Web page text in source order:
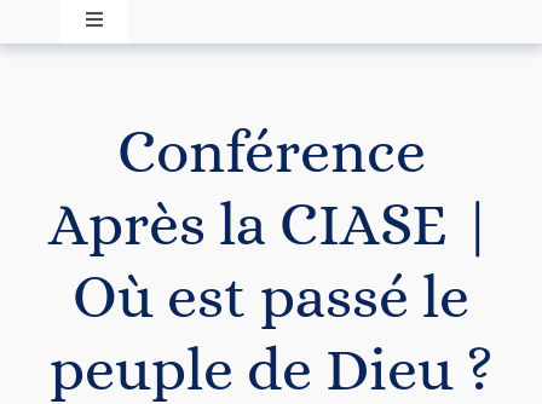
Navigation
à
A propos
Publications
Vidéos
Conférence
Après la CIASE |
Où est passé le
peuple de Dieu ?